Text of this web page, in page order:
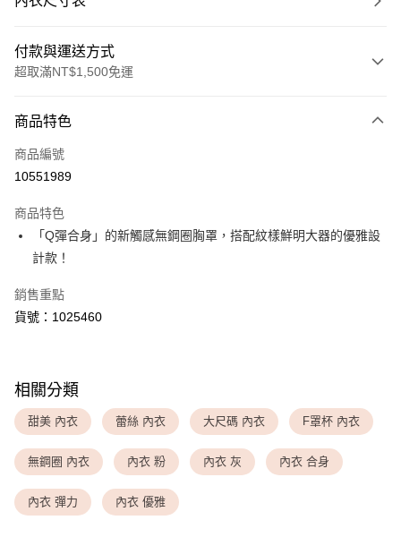
付款與運送方式
超取滿NT$1,500免運
信用卡一次付款
超商取貨付款
Apple Pay
全家取貨付款
每筆NT$80，滿NT$1,500(含以上)免運費
<無合作配送請勿選取>萊爾富取貨付款
<無合作配送請勿選取>付款後萊爾富取貨
每筆NT$9,999
商品特色
商品編號
10551989
商品特色
「Q彈合身」的新觸感無鋼圈胸罩，搭配紋樣鮮明大器的優雅設
計款！
銷售重點
貨號：1025460
相關分類
甜美 內衣 蕾絲 內衣 大尺碼 內衣 F罩杯 內衣
無鋼圈 內衣 內衣 粉 內衣 灰 內衣 合身
內衣 彈力 內衣 優雅